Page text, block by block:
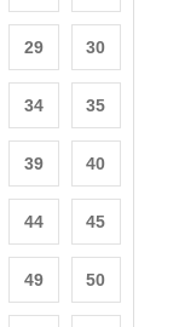
29 30
34 35
39 40
44 45
49 50